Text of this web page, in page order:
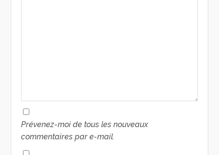
Prévenez-moi de tous les nouveaux
commentaires par e-mail.